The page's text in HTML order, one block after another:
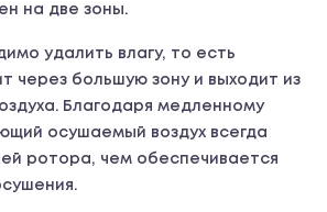
на две зоны.
удалить влагу, то есть
через большую зону и выходит из
Благодаря медленному
осушаемый воздух всегда
ротора, чем обеспечивается